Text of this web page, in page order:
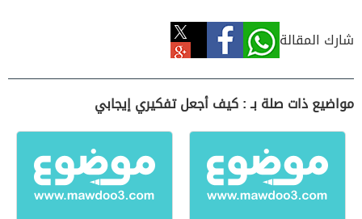
شارك المقالة
مواضيع ذات صلة بـ : كيف أجعل تفكيري إيجابي